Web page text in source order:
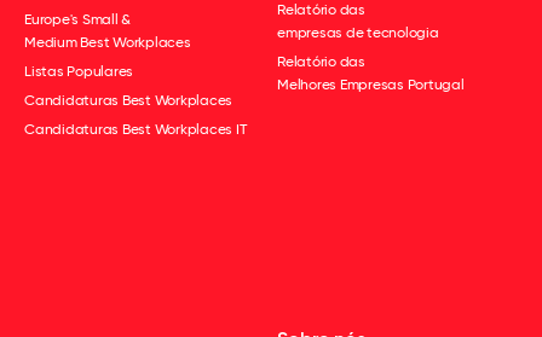
Europe's Small &
Medium Best Workplaces
Listas Populares
Candidaturas Best Workplaces
Candidaturas Best Workplaces IT
Relatório das
empresas de tecnologia
Relatório das
Melhores Empresas Portugal